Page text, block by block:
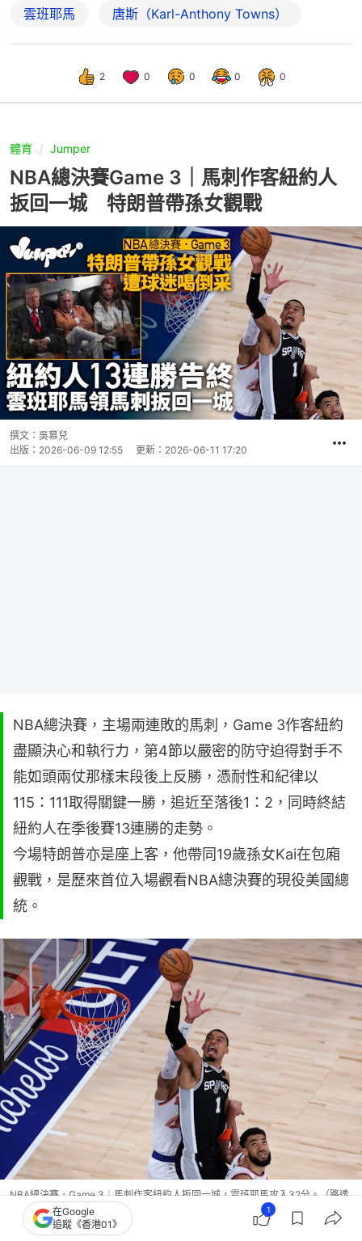
雲班耶馬 唐斯（Karl-Anthony Towns）
2 0 0 0 0
體育 Jumper
NBA總決賽Game 3｜馬刺作客紐約人
扳回一城 特朗普帶孫女觀戰
撰文： 吳慕兒
出版： 2026-06-09 12:55 更新： 2026-06-11 17:20
NBA總決賽，主場兩連敗的馬刺，Game 3作客紐約
盡顯決心和執行力，第4節以嚴密的防守迫得對手不
能如頭兩仗那樣末段後上反勝，憑耐性和紀律以
115：111取得關鍵一勝，追近至落後1：2，同時終結
紐約人在季後賽13連勝的走勢。
今場特朗普亦是座上客，他帶同19歲孫女Kai在包廂
觀戰，是歷來首位入場觀看NBA總決賽的現役美國總
統。
NBA總決賽．Game 3︱馬刺作客紐約人扳回一城，雲班耶馬攻入32分。（路透
社）
在Google
追蹤《香港01》
1